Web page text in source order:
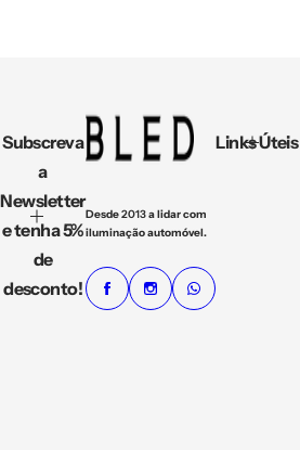
Subscreva
a
Newsletter
e tenha 5%
de
desconto!
Desde2013a lidar com
iluminação automóvel.
Links Úteis